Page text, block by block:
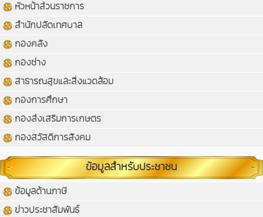
หัวหน้าส่วนราชการ
สำนักปลัดเทศบาล
กองคลัง
กองช่าง
สาธารณสุขและสิ่งแวดล้อม
กองการศึกษา
กองส่งเสริมการเกษตร
กองสวัสดิการสังคม
ข้อมูลสำหรับประชาชน
ข้อมูลด้านภาษี
ข่าวประชาสัมพันธ์